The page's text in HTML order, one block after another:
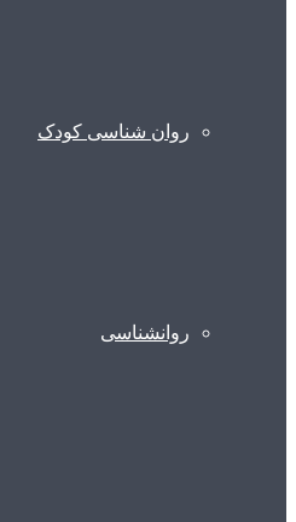
روان شناسی کودک
روانشناسی